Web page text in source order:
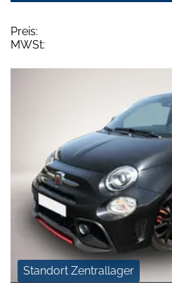
Preis:
MWSt:
Standort Zentrallager